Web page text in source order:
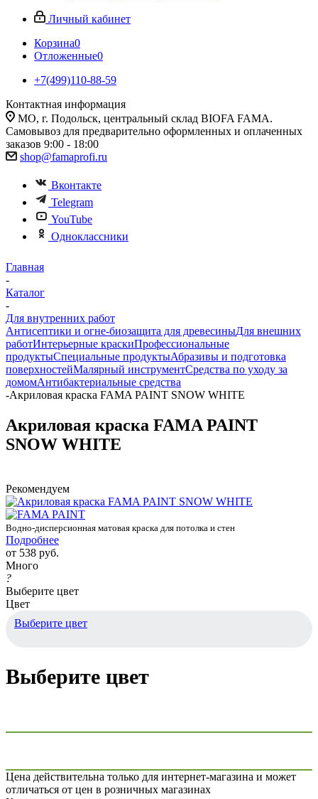
Личный кабинет
Корзина0
Отложенные0
+7(499)110-88-59
Контактная информация
МО, г. Подольск, центральный склад BIOFA FAMA.
Самовывоз для предварительно оформленных и оплаченных
заказов 9:00 - 18:00
shop@famaprofi.ru
Вконтакте
Telegram
YouTube
Одноклассники
Главная
-
Каталог
-
Для внутренних работ
Антисептики и огне-биозащита для древесиныДля внешних
работИнтерьерные краскиПрофессиональные
продуктыСпециальные продуктыАбразивы и подготовка
поверхностейМалярный инструментСредства по уходу за
домомАнтибактериальные средства
-Акриловая краска FAMA PAINT SNOW WHITE
Акриловая краска FAMA PAINT
SNOW WHITE
Рекомендуем
Водно-дисперсионная матовая краска для потолка и стен
Подробнее
от 538 руб.
Много
?
Выберите цвет
Цвет
Выберите цвет
Выберите цвет
Цена действительна только для интернет-магазина и может
отличаться от цен в розничных магазинах